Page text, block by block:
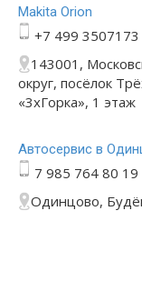
Makita Orion
+7 499 3507173
143001,
округ, посёлок
«3хГорка», 1 этаж
Автосервис в
7 985 764 80 19
Одинцово,